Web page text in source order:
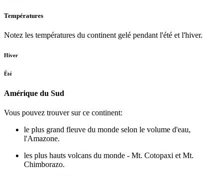
Températures
Notez les températures du continent gelé pendant l'été et l'hiver.
Hiver
Été
Amérique du Sud
Vous pouvez trouver sur ce continent:
le plus grand fleuve du monde selon le volume d'eau,
l'Amazone.
les plus hauts volcans du monde - Mt. Cotopaxi et Mt.
Chimborazo.